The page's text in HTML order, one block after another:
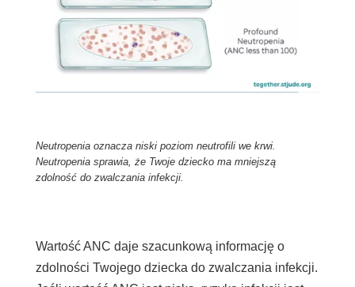
Neutropenia oznacza niski poziom neutrofili we krwi.
Neutropenia sprawia, że Twoje dziecko ma mniejszą
zdolność do zwalczania infekcji.
Wartość ANC daje szacunkową informację o
zdolności Twojego dziecka do zwalczania infekcji.